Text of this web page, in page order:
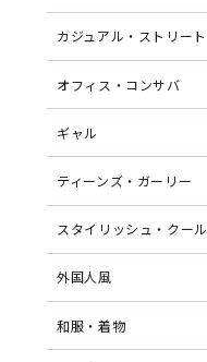
カジュアル・ストリート
オフィス・コンサバ
ギャル
ティーンズ・ガーリー
スタイリッシュ・クール
外国人風
和服・着物